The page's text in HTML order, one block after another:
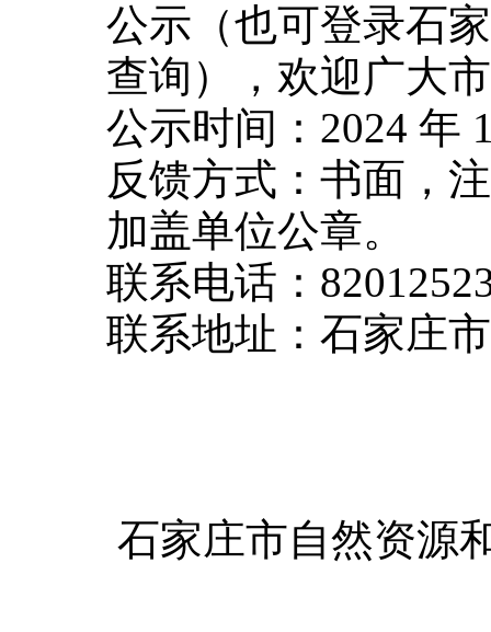
公示（也可登录石
查询），欢迎广大
公示时间：2024 年
反馈方式：书面，
加盖单位公章。
联系电话：
联系地址：石家庄
石家庄市自然资源